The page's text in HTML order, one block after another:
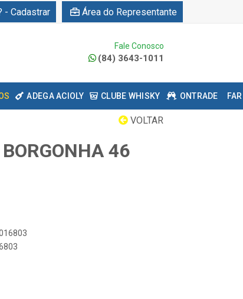
- Cadastrar Área do Representante
Fale Conosco
(84) 3643-1011
ADEGA ACIOLY CLUBE WHISKY ONTRADE
VOLTAR
46